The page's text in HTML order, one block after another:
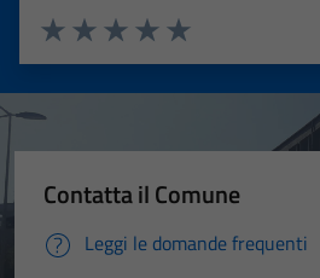
Valuta 5 stelle su 5
Valuta 4 stelle su 5
Valuta 3 stelle su 5
Valuta 2 stelle su 5
Valuta 1 stelle su 5
Contatta il Comune
Leggi le domande frequenti